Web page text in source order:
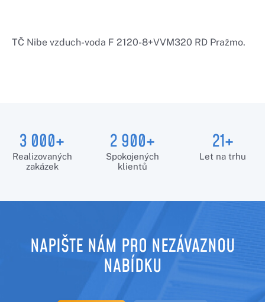
TČ Nibe vzduch-voda F 2120-8+VVM320 RD Pražmo.
3 000+
Realizovaných
zakázek
2 900+
Spokojených
klientů
21+
Let na trhu
NAPIŠTE NÁM PRO NEZÁVAZNOU
NABÍDKU